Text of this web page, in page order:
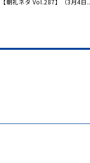
【朝礼ネタ Vol.287】（3月4日